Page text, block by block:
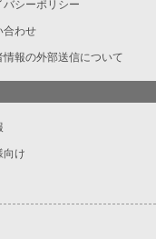
バシーポリシー
合わせ
情報の外部送信について
向け